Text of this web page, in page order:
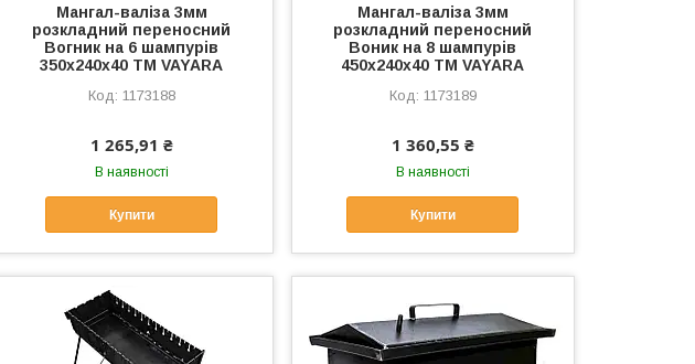
Мангал-валiза 3мм
розкладний переносний
Вогник на 6 шампурів
350х240х40 ТМ VAYARA
1173188
1 265,91 ₴
В наявності
Купити
Мангал-валiза 3мм
розкладний переносний
Воник на 8 шампурів
450х240х40 ТМ VAYARA
1173189
1 360,55 ₴
В наявності
Купити